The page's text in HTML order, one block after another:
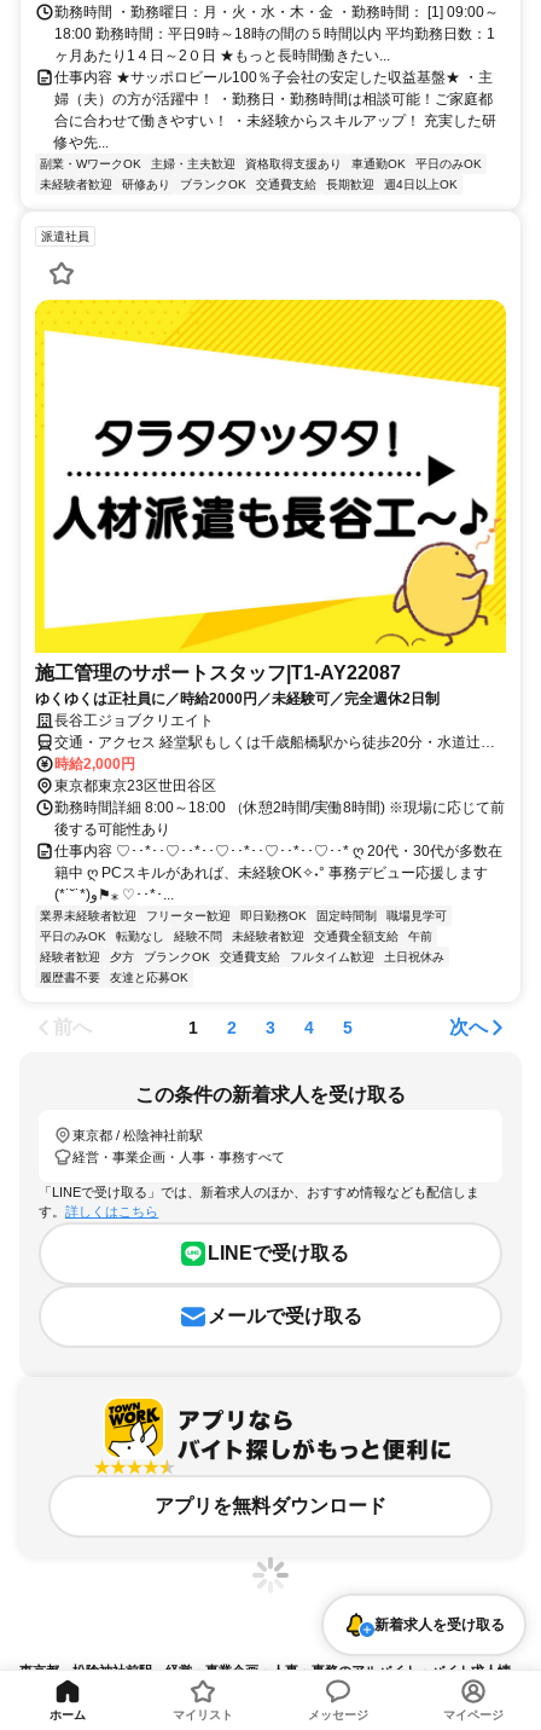
勤務時間 ・勤務曜日：月・火・水・木・金 ・勤務時間： [1] 09:00～
18:00 勤務時間：平日9時～18時の間の５時間以内 平均勤務日数：1
ヶ月あたり1４日～2０日 ★もっと長時間働きたい...
仕事内容 ★サッポロビール100％子会社の安定した収益基盤★ ・主
婦（夫）の方が活躍中！ ・勤務日・勤務時間は相談可能！ご家庭都
合に合わせて働きやすい！ ・未経験からスキルアップ！ 充実した研
修や先...
副業・WワークOK 主婦・主夫歓迎 資格取得支援あり 車通勤OK
平日のみOK
未経験者歓迎
研修あり ブランクOK 交通費支給 長期歓迎 週4日以上OK
派遣社員
施工管理のサポートスタッフ|T1-AY22087
ゆくゆくは正社員に／時給2000円／未経験可／完全週休2日制
長谷工ジョブクリエイト
交通・アクセス 経堂駅もしくは千歳船橋駅から徒歩20分・水道辻バ
ス停から徒歩4分
時給2,000円
東京都東京23区世田谷区
勤務時間詳細 8:00～18:00 （休憩2時間/実働8時間) ※現場に応じて前
後する可能性あり
仕事内容 ♡･･*･･♡･･*･･♡･･*･･♡･･*･･♡･･* ღ 20代・30代が多数在
籍中 ღ PCスキルがあれば、未経験OK✧˖° 事務デビュー応援します
(*˙˘˙*)و⚑⁎ ♡･･*･...
業界未経験者歓迎 フリーター歓迎 即日勤務OK 固定時間制
職場見学可
平日のみOK
転勤なし 経験不問 未経験者歓迎 交通費全額支給
午前
経験者歓迎
夕方 ブランクOK 交通費支給 フルタイム歓迎
土日祝休み
履歴書不要
友達と応募OK
前へ 1 2 3 4 5 次へ
この条件の新着求人を受け取る
東京都 / 松陰神社前駅
経営・事業企画・人事・事務すべて
「LINEで受け取る」では、新着求人のほか、おすすめ情報なども配信しま
す。 詳しくはこちら
LINEで受け取る
メールで受け取る
アプリを無料ダウンロード
東京都、松陰神社前駅、経営・事業企画・人事・事務のアルバイト・バイト求人情
新着求人を受け取る
ホーム マイリスト メッセージ マイページ